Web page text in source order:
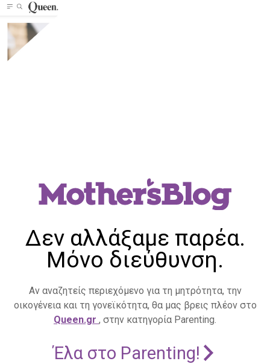
Δεν αλλάξαμε παρέα.
Μόνο διεύθυνση.
Αν αναζητείς περιεχόμενο για τη μητρότητα, την
οικογένεια και τη γονεϊκότητα, θα μας βρεις πλέον στο
Queen.gr , στην κατηγορία Parenting.
Έλα στο Parenting!